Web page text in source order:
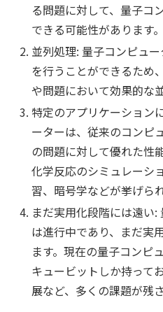
る問題に対して、量子コ
できる可能性があります。
並列処理: 量子コンピュ
を行うことができるため
や問題において効果的な
特定のアプリケーション
ーターは、従来のコンピ
の問題に対して優れた性
化学反応のシミュレーシ
習、暗号学などが挙げられ
まだ実用化段階には遠い
は進行中であり、まだ実
ます。現在の量子コンピ
キュービットしか持って
展など、多くの課題が残